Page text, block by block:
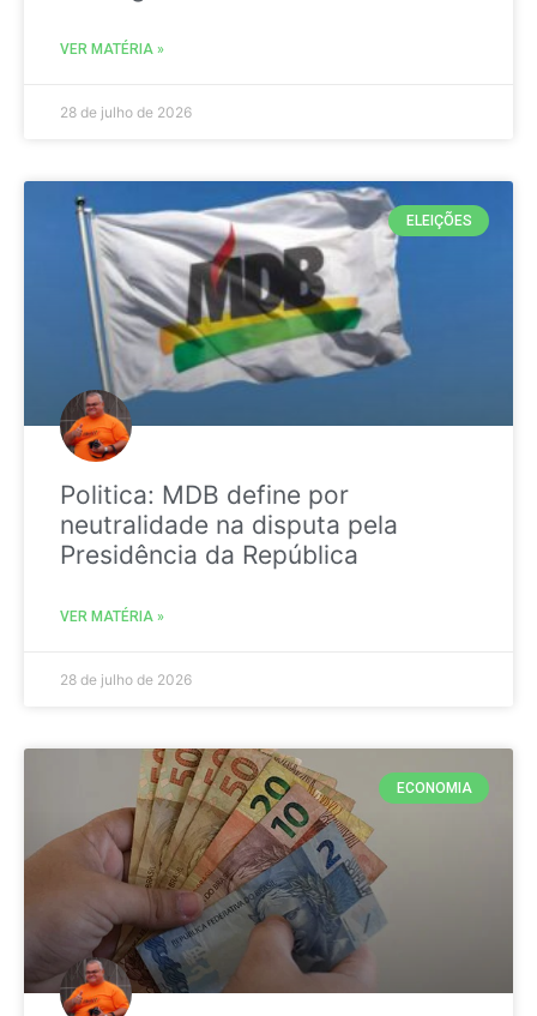
VER MATÉRIA »
28 de julho de 2026
ELEIÇÕES
Politica: MDB define por
neutralidade na disputa pela
Presidência da República
VER MATÉRIA »
28 de julho de 2026
ECONOMIA